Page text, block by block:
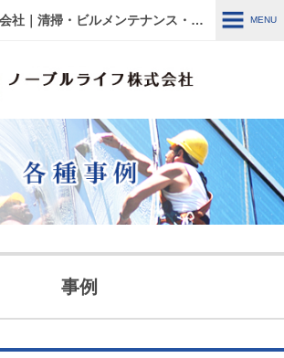
ノーブルライフ株式会社｜清掃・ビルメンテナンス・施設管理・改修工事｜大阪・兵庫・京都・滋賀・東京 MENU
各種事例
ノーブルライフの強み・特徴
ケア
エアコン関連 ～修繕・入
事例